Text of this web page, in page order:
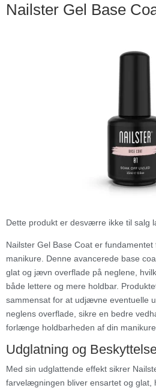
Nailster Gel Base
Dette produkt er desværre ikke til salg
Nailster Gel Base Coat er
manikure. Denne avancerede base
glat og jævn overflade på neglene,
både lettere og mere holdbar.
sammensat for at udjævne eventuelle
neglens overflade, sikre en bedre
forlænge holdbarheden af din
Udglatning og
Med sin udglattende effekt sikrer
farvelægningen bliver ensartet og glat,